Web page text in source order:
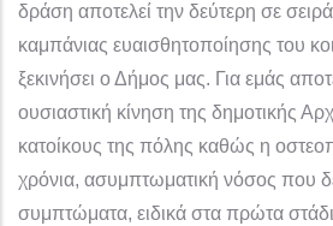
δράση αποτελεί την δεύτερη σε
καμπάνιας ευαισθητοποίησης του
ξεκινήσει ο Δήμος μας. Για εμάς
ουσιαστική κίνηση της δημοτικής
κατοίκους της πόλης καθώς η
χρόνια, ασυμπτωματική νόσος που
συμπτώματα, ειδικά στα πρώτα